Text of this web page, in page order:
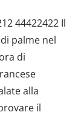
44422422 Il
palme nel
di
alla
il